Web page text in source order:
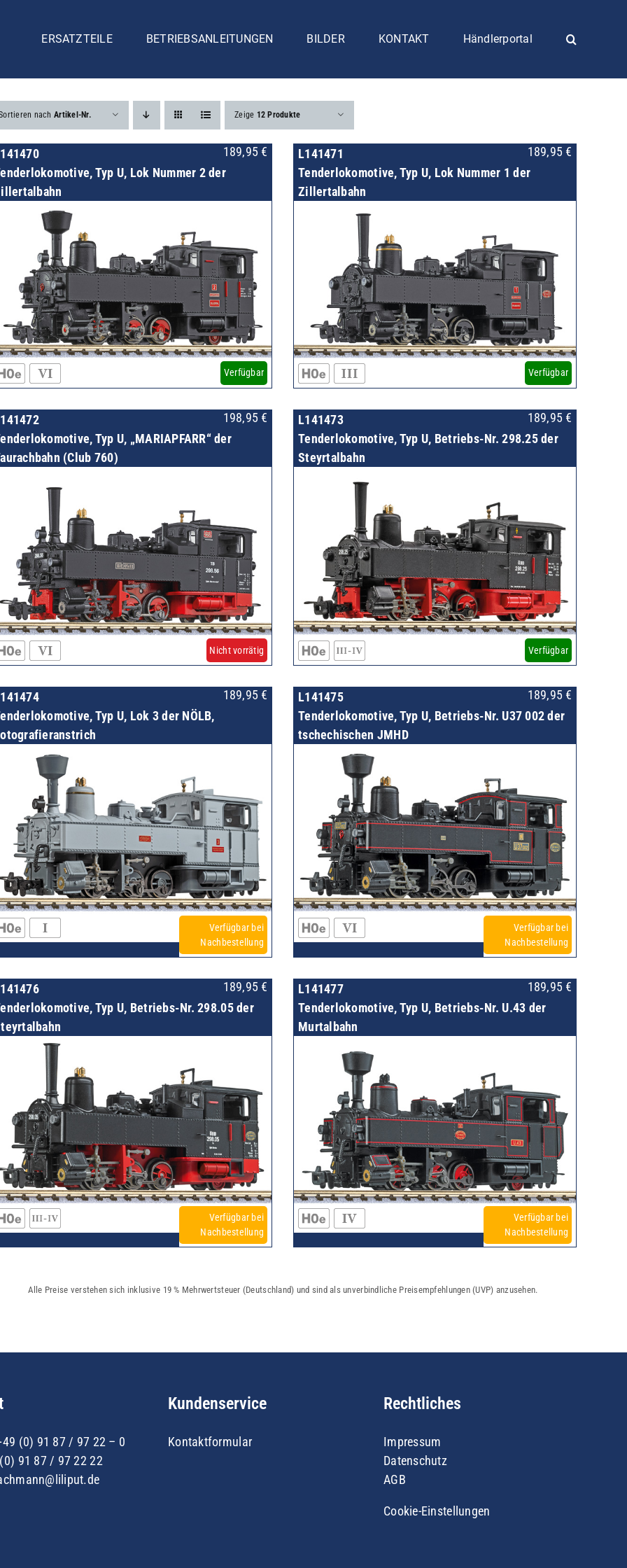
ERSATZTEILE BETRIEBSANLEITUNGEN BILDER KONTAKT Händlerportal
nachArtikel-Nr. Zeige 12 Produkte
189,95 €
Typ U, Lok Nummer 2 der
Verfügbar
L141471 189,95 €
Tenderlokomotive, Typ U, Lok Nummer 1 der
Zillertalbahn
Verfügbar
198,95 €
Typ U, „MARIAPFARR“ der
(Club 760)
Nicht vorrätig
L141473 189,95 €
Tenderlokomotive, Typ U, Betriebs-Nr. 298.25 der
Steyrtalbahn
Verfügbar
189,95 €
Typ U, Lok 3 der NÖLB,
Verfügbar bei
Nachbestellung
L141475 189,95 €
Tenderlokomotive, Typ U, Betriebs-Nr. U37 002 der
tschechischen JMHD
Verfügbar bei
Nachbestellung
189,95 €
Typ U, Betriebs-Nr. 298.05 der
Verfügbar bei
Nachbestellung
L141477 189,95 €
Tenderlokomotive, Typ U, Betriebs-Nr. U.43 der
Murtalbahn
Verfügbar bei
Nachbestellung
Alle Preise verstehen sich inklusive 19 % Mehrwertsteuer (Deutschland) und sind als unverbindliche Preisempfehlungen (UVP) anzusehen.
(0) 91 87 / 97 22 – 0
91 87 / 97 22 22
Kundenservice
Kontaktformular
Rechtliches
Impressum
Datenschutz
AGB
Cookie-Einstellungen